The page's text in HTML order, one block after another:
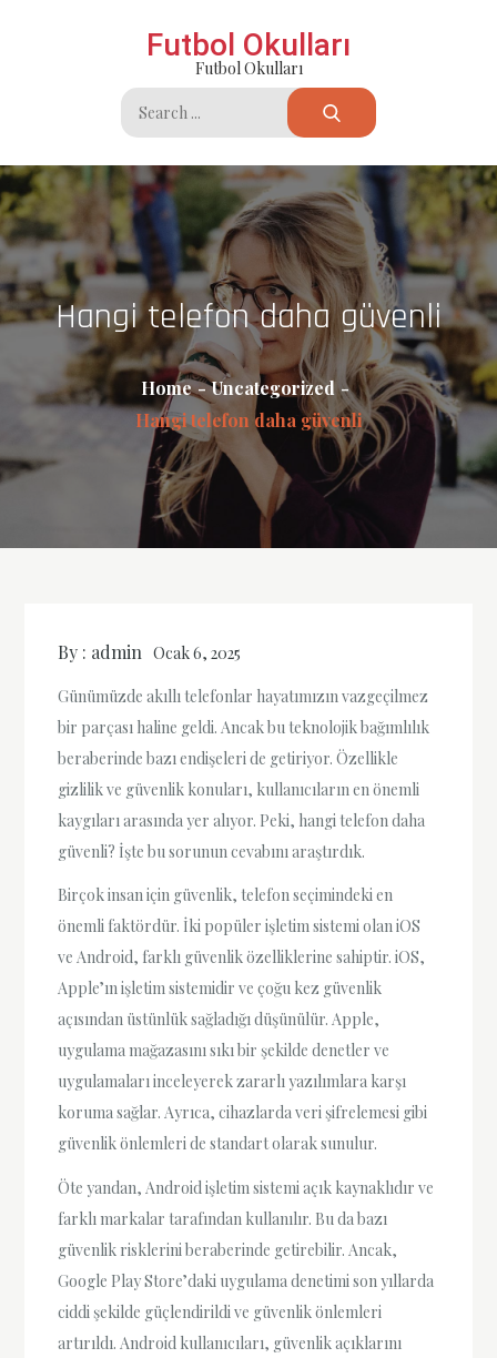
Futbol Okulları
Futbol Okulları
Search
for:
Hangi telefon daha güvenli
Home
Uncategorized
Hangi telefon daha güvenli
By : admin Ocak 6, 2025
Günümüzde akıllı telefonlar hayatımızın vazgeçilmez
bir parçası haline geldi. Ancak bu teknolojik bağımlılık
beraberinde bazı endişeleri de getiriyor. Özellikle
gizlilik ve güvenlik konuları, kullanıcıların en önemli
kaygıları arasında yer alıyor. Peki, hangi telefon daha
güvenli? İşte bu sorunun cevabını araştırdık.
Birçok insan için güvenlik, telefon seçimindeki en
önemli faktördür. İki popüler işletim sistemi olan iOS
ve Android, farklı güvenlik özelliklerine sahiptir. iOS,
Apple’ın işletim sistemidir ve çoğu kez güvenlik
açısından üstünlük sağladığı düşünülür. Apple,
uygulama mağazasını sıkı bir şekilde denetler ve
uygulamaları inceleyerek zararlı yazılımlara karşı
koruma sağlar. Ayrıca, cihazlarda veri şifrelemesi gibi
güvenlik önlemleri de standart olarak sunulur.
Öte yandan, Android işletim sistemi açık kaynaklıdır ve
farklı markalar tarafından kullanılır. Bu da bazı
güvenlik risklerini beraberinde getirebilir. Ancak,
Google Play Store’daki uygulama denetimi son yıllarda
ciddi şekilde güçlendirildi ve güvenlik önlemleri
artırıldı. Android kullanıcıları, güvenlik açıklarını